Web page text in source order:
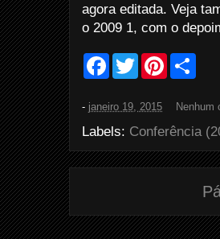
agora editada. Veja
o 2009 1, com o
F
b
o
o
k
T
w
t
r
P
e
s
t
e
- janeiro 19, 2015 Nenhum
Labels: Conferência